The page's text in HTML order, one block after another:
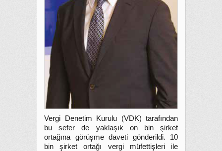
Vergi Denetim Kurulu (VDK) tarafından
bu sefer de yaklaşık on bin şirket
ortağına görüşme daveti gönderildi. 10
bin şirket ortağı vergi müfettişleri ile